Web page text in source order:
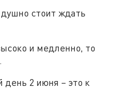
стоит ждать
и медленно, то
2 июня – это к